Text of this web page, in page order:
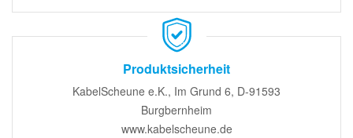
Produktsicherheit
KabelScheune e.K., Im Grund 6, D-91593
Burgbernheim
www.kabelscheune.de